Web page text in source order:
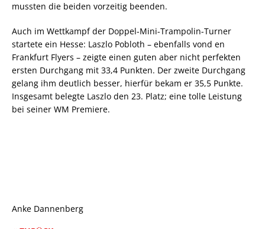
mussten die beiden vorzeitig beenden.
Auch im Wettkampf der Doppel-Mini-Trampolin-Turner
startete ein Hesse: Laszlo Pobloth – ebenfalls vond en
Frankfurt Flyers – zeigte einen guten aber nicht perfekten
ersten Durchgang mit 33,4 Punkten. Der zweite Durchgang
gelang ihm deutlich besser, hierfür bekam er 35,5 Punkte.
Insgesamt belegte Laszlo den 23. Platz; eine tolle Leistung
bei seiner WM Premiere.
Anke Dannenberg